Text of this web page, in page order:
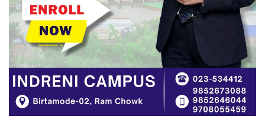
बिर्तामोडमा तेस्रो संस्करणको ‘मिस्टर
कञ्चनजंघा राष्ट्रिय शारीरिक सुगठन
प्रतियोगिता’ हुने
नेपोलिस विश्वविद्यालयसँग इक्यान झापाको